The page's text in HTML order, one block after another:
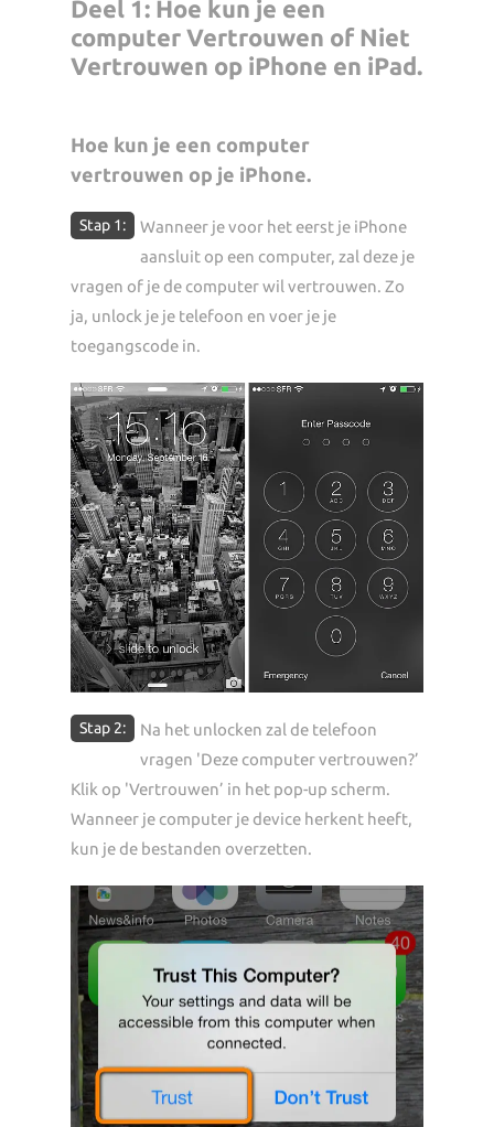
Deel 1: Hoe kun je een
computer Vertrouwen of Niet
Vertrouwen op iPhone en iPad.
Hoe kun je een computer
vertrouwen op je iPhone.
Stap 1:
Wanneer je voor het eerst je iPhone
aansluit op een computer, zal deze je
vragen of je de computer wil vertrouwen. Zo
ja, unlock je je telefoon en voer je je
toegangscode in.
Stap 2:
Na het unlocken zal de telefoon
vragen 'Deze computer vertrouwen?’
Klik op 'Vertrouwen’ in het pop-up scherm.
Wanneer je computer je device herkent heeft,
kun je de bestanden overzetten.